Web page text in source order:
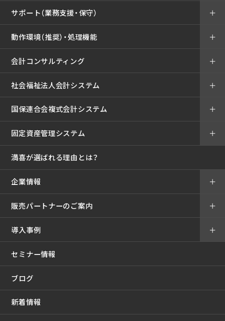
サポート（業務支援・保守） ＋
動作環境（推奨）・処理機能 ＋
会計コンサルティング ＋
社会福祉法人会計システム ＋
国保連合会複式会計システム ＋
固定資産管理システム ＋
満喜が選ばれる理由とは？
企業情報 ＋
販売パートナーのご案内 ＋
導入事例
セミナー情報
＋
ブログ
新着情報